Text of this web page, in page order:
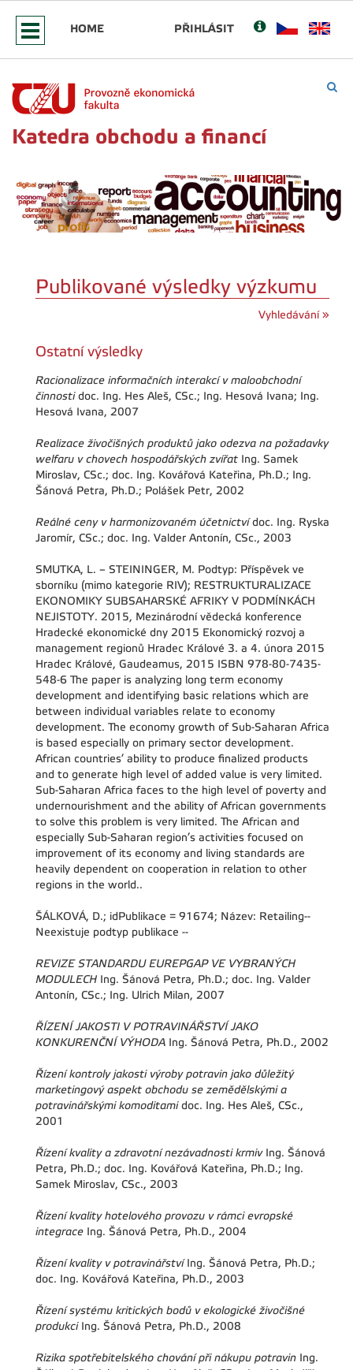
HOME PŘIHLÁSIT
Katedra obchodu a financí
Publikované výsledky výzkumu
Vyhledávání »
Ostatní výsledky
Racionalizace informačních interakcí v maloobchodní
činnostidoc. Ing. Hes Aleš, CSc.; Ing. Hesová Ivana; Ing.
Hesová Ivana, 2007
Realizace živočišných produktů jako odezva na požadavky
welfaru v chovech hospodářských zvířat Ing. Samek
Miroslav, CSc.; doc. Ing. Kovářová Kateřina, Ph.D.; Ing.
Šánová Petra, Ph.D.; Polášek Petr, 2002
Reálné ceny v harmonizovaném účetnictvídoc. Ing. Ryska
Jaromír, CSc.; doc. Ing. Valder Antonín, CSc., 2003
SMUTKA, L. – STEININGER, M. Podtyp: Příspěvek ve
sborníku (mimo kategorie RIV); RESTRUKTURALIZACE
EKONOMIKY SUBSAHARSKÉ AFRIKY V PODMÍNKÁCH
NEJISTOTY. 2015, Mezinárodní vědecká konference
Hradecké ekonomické dny 2015 Ekonomický rozvoj a
management regionů Hradec Králové 3. a 4. února 2015
Hradec Králové, Gaudeamus, 2015 ISBN 978-80-7435-
548-6 The paper is analyzing long term economy
development and identifying basic relations which are
between individual variables relate to economy
development. The economy growth of Sub-Saharan Africa
is based especially on primary sector development.
African countries’ ability to produce finalized products
and to generate high level of added value is very limited.
Sub-Saharan Africa faces to the high level of poverty and
undernourishment and the ability of African governments
to solve this problem is very limited. The African and
especially Sub-Saharan region’s activities focused on
improvement of its economy and living standards are
heavily dependent on cooperation in relation to other
regions in the world..
ŠÁLKOVÁ, D.; idPublikace = 91674; Název: Retailing--
Neexistuje podtyp publikace --
REVIZE STANDARDU EUREPGAP VE VYBRANÝCH
MODULECH Ing. Šánová Petra, Ph.D.; doc. Ing. Valder
Antonín, CSc.; Ing. Ulrich Milan, 2007
ŘÍZENÍ JAKOSTI V POTRAVINÁŘSTVÍ JAKO
KONKURENČNÍ VÝHODA Ing. Šánová Petra, Ph.D., 2002
Řízení kontroly jakosti výroby potravin jako důležitý
marketingový aspekt obchodu se zemědělskými a
potravinářskými komoditamidoc. Ing. Hes Aleš, CSc.,
2001
Řízení kvality a zdravotní nezávadnosti krmivIng. Šánová
Petra, Ph.D.; doc. Ing. Kovářová Kateřina, Ph.D.; Ing.
Samek Miroslav, CSc., 2003
Řízení kvality hotelového provozu v rámci evropské
integrace Ing. Šánová Petra, Ph.D., 2004
Řízení kvality v potravinářstvíIng. Šánová Petra, Ph.D.;
doc. Ing. Kovářová Kateřina, Ph.D., 2003
Řízení systému kritických bodů v ekologické živočišné
produkciIng. Šánová Petra, Ph.D., 2008
Rizika spotřebitelského chování při nákupu potravin Ing.